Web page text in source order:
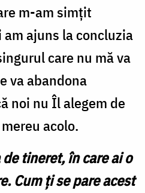
m-am simțit
ajuns la concluzia
care nu mă va
va abandona
noi nu Îl alegem de
acolo.
tineret, în care ai o
Cum ți se pare acest